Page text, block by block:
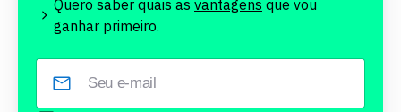
Quero saber quais as vantagens que vou
ganhar primeiro.